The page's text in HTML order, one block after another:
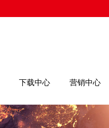
下载中心 营销中心